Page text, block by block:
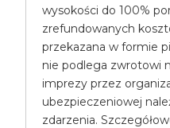
wysokości do 100%
zrefundowanych
przekazana w formie
nie podlega zwrotowi
imprezy przez
ubezpieczeniowej
zdarzenia.